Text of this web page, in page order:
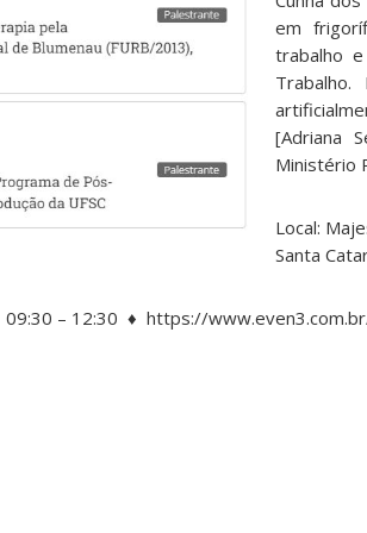
em
trabalho
Trabalho.
[Adriana
Ministério
Local:
Santa
– 12:30 ♦ https://